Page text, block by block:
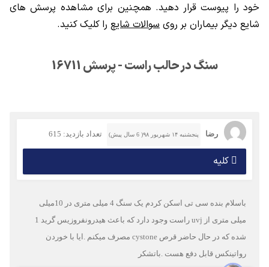
خود را پیوست قرار دهید. همچنین برای مشاهده پرسش های
شایع دیگر بیماران بر روی سوالات شایع را کلیک کنید.
سنگ در حالب راست - پرسش 16711
رضا پنجشنبه ۱۴ شهریور ۹۸( 6 سال پیش) تعداد بازدید: 615
کلیه
باسلام بنده سی تی اسکن کردم یک سنگ 4 میلی متری در 10میلی
میلی متری از uvj راست وجود دارد که باعث هیدرونفروزیس گرید 1
شده که در حال حاضر قرص cystone مصرف میکنم .ایا با خوردن
رواتینکس قابل دفع هست .باتشکر